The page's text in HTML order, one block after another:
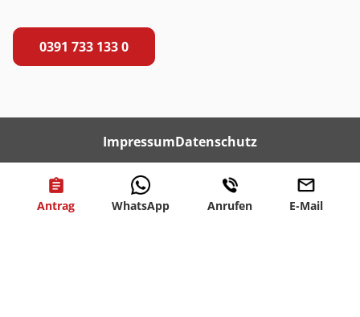
Antrag WhatsApp Anrufen E-Mail
0391 733 133 0
ImpressumDatenschutz